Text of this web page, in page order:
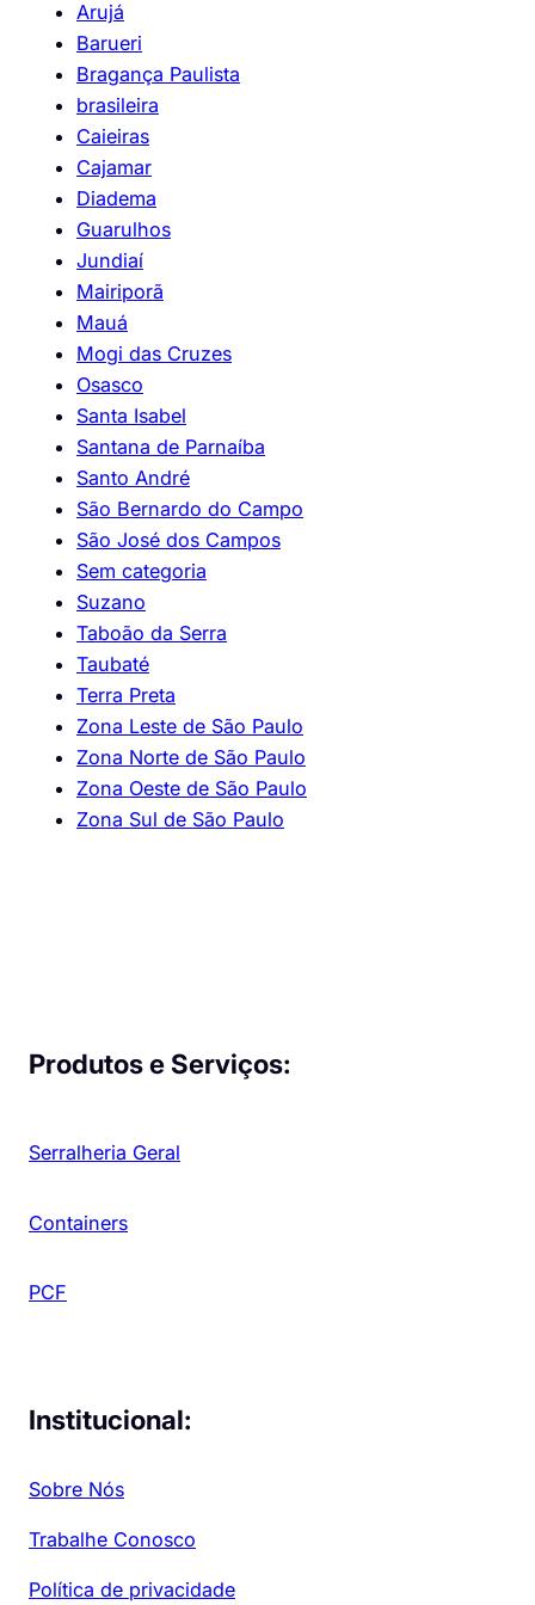
Arujá
Barueri
Bragança Paulista
brasileira
Caieiras
Cajamar
Diadema
Guarulhos
Jundiaí
Mairiporã
Mauá
Mogi das Cruzes
Osasco
Santa Isabel
Santana de Parnaíba
Santo André
São Bernardo do Campo
São José dos Campos
Sem categoria
Suzano
Taboão da Serra
Taubaté
Terra Preta
Zona Leste de São Paulo
Zona Norte de São Paulo
Zona Oeste de São Paulo
Zona Sul de São Paulo
Produtos e Serviços:
Serralheria Geral
Containers
PCF
Institucional:
Sobre Nós
Trabalhe Conosco
Política de privacidade